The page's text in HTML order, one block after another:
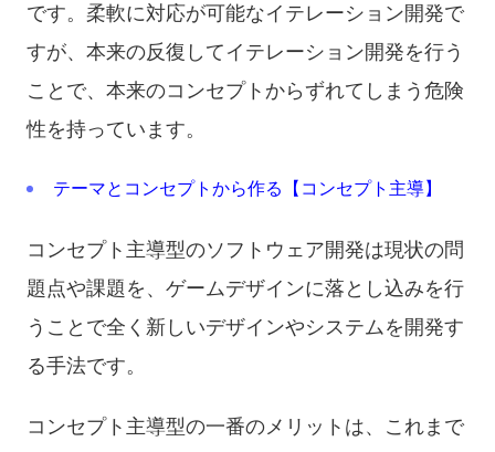
です。柔軟に対応が可能なイテレーション開発で
すが、本来の反復してイテレーション開発を行う
ことで、本来のコンセプトからずれてしまう危険
性を持っています。
テーマとコンセプトから作る【コンセプト主導】
コンセプト主導型のソフトウェア開発は現状の問
題点や課題を、ゲームデザインに落とし込みを行
うことで全く新しいデザインやシステムを開発す
る手法です。
コンセプト主導型の一番のメリットは、これまで